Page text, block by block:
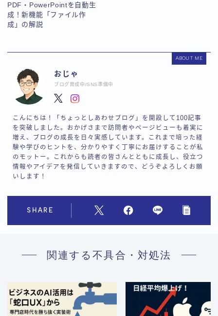
PDF・PowerPointを自動生
成！新機能「ファイル作
成」の解説
ABOUT ME
おじゃ
ブログ育成中/SNS準備中
こんにちは！「ちょっとしあわせブログ」を開設して100記事
を突破しました。おかげさまで訪問者やページビューも着実に
増え、ブログの成長を日々実感しています。これまで培った経
験や学びのヒントを、分かりやすく丁寧にお届けすることが私
のモットー。これからも読者の皆さんとともに成長し、役立つ
情報やアイデアを発信していきますので、どうぞよろしくお願
いします！
SHARE
関連する不具合・対処法